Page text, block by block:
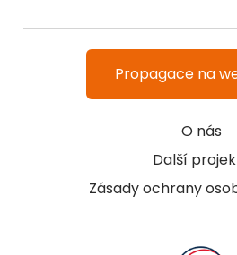
O nás
Další
Zásady ochrany
Propagace na